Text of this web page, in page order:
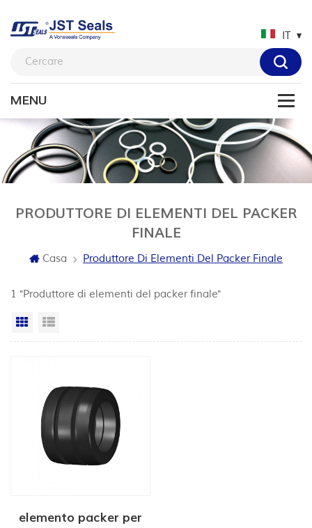
IT
PRODUTTORE DI ELEMENTI DEL PACKER
FINALE
Casa Produttore Di Elementi Del Packer Finale
1 "Produttore di elementi del packer finale"
Vista a griglia
elemento packer per